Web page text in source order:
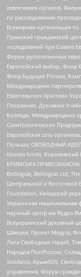
извлечения органов,
по расследованию
Всемирная организация
Пражский гражданский
исследований при Совете
Форум русскоязычных
Европейский выбор, Фонд
Фонд Будущее России,
Международное
Евангельских Христиан
Поколение, Духовное
Колледж, Международное
Саентологических
Европейская сеть
Польша, СВОБОДНЫЙ
IStories fonds,
КРИМСЬКА ПРАВОЗАХИСНА
Bellingcat, Bellingcat Ltd,
Центральной и Восточной
Foundation, Канадский
Украинская
научный центр им Вудро
Всеукраинский духовный
Швеции, Проект Медуза,
Лига Свободных Наций,
Народов ПостРоссии,
Solidarus, КрымSOS,
управления, Форум